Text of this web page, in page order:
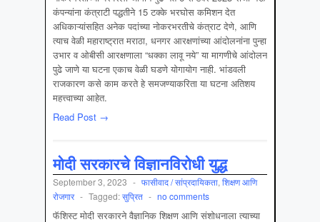
कंपन्यांना कंत्राटी पद्धतीने 15 टक्के भरघोस कमिशन देत
अधिकाऱ्यांसहित अनेक पदांच्या नोकरभरतीचे कंत्राट देणे, आणि
त्याच वेळी महाराष्ट्रात मराठा, धनगर आरक्षणांच्या आंदोलनांना पुन्हा
उभार व ओबीसी आरक्षणाला “धक्का लावू नये” या मागणीचे आंदोलन
पुढे जाणे या घटना एकाच वेळी घडणे योगायोग नाही. भांडवली
राजकारण कसे काम करते हे समजण्याकरिता या घटना अतिशय
महत्त्वाच्या आहेत.
Read Post →
मोदी सरकारचे विज्ञानविरोधी युद्ध
September 3, 2023 - फासीवाद / सांप्रदायिकता, शिक्षण आणि
रोजगार - Tagged:सुप्रित - no comments
फॅशिस्ट मोदी सरकारने वैज्ञानिक शिक्षण आणि संशोधनाला त्याच्या